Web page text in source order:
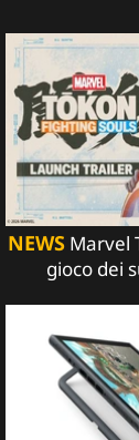
NEWSMarvel
gioco dei